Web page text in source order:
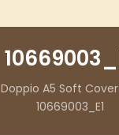
Doppio A5 Soft
10669003_E1